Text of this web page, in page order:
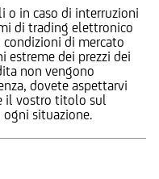
o in caso di interruzioni
di trading elettronico
di mercato
estreme dei prezzi dei
non vengono
dovete aspettarvi
il vostro titolo sul
ogni situazione.